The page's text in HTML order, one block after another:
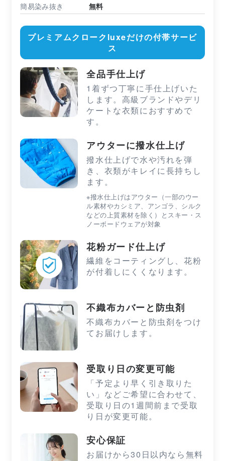
簡易染み抜き 無料
プレミアムクロークluxeだけの付帯サービ
ス
全品手仕上げ
1着ずつ丁寧に手仕上げいた
します。高級ブランドやデリ
ケートな衣類におすすめで
す。
不織布カバーと防虫剤
不織布カバーと防虫剤をつけ
てお届けします。
アウターに撥水仕上げ
撥水仕上げで水や汚れを弾
き、衣類がキレイに長持ちし
ます。
※撥水仕上げはアウター（一部のウー
ル素材やカシミア、アンゴラ、シルク
などの上質素材を除く）とスキー・ス
ノーボードウェアが対象
受取り日の変更可能
「予定より早く引き取りた
い」などご希望に合わせて、
受取り日の1週間前まで受取
り日が変更可能。
花粉ガード仕上げ
繊維をコーティングし、花粉
が付着しにくくなります。
安心保証
お届けから30日以内なら無料